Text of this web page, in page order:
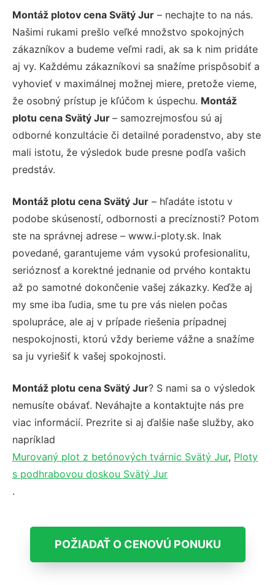
Montáž plotov cena Svätý Jur – nechajte to na nás.
Našimi rukami prešlo veľké množstvo spokojných
zákazníkov a budeme veľmi radi, ak sa k nim pridáte
aj vy. Každému zákazníkovi sa snažíme prispôsobiť a
vyhovieť v maximálnej možnej miere, pretože vieme,
že osobný prístup je kľúčom k úspechu. Montáž
plotu cena Svätý Jur – samozrejmosťou sú aj
odborné konzultácie či detailné poradenstvo, aby ste
mali istotu, že výsledok bude presne podľa vašich
predstáv.
Montáž plotu cena Svätý Jur – hľadáte istotu v
podobe skúseností, odbornosti a precíznosti? Potom
ste na správnej adrese – www.i-ploty.sk. Inak
povedané, garantujeme vám vysokú profesionalitu,
serióznosť a korektné jednanie od prvého kontaktu
až po samotné dokončenie vašej zákazky. Keďže aj
my sme iba ľudia, sme tu pre vás nielen počas
spolupráce, ale aj v prípade riešenia prípadnej
nespokojnosti, ktorú vždy berieme vážne a snažíme
sa ju vyriešiť k vašej spokojnosti.
Montáž plotu cena Svätý Jur? S nami sa o výsledok
nemusíte obávať. Neváhajte a kontaktujte nás pre
viac informácií. Prezrite si aj ďalšie naše služby, ako
napríklad
Murovaný plot z betónových tvárnic Svätý Jur, Ploty
s podhrabovou doskou Svätý Jur
.
POŽIADAŤ O CENOVÚ PONUKU